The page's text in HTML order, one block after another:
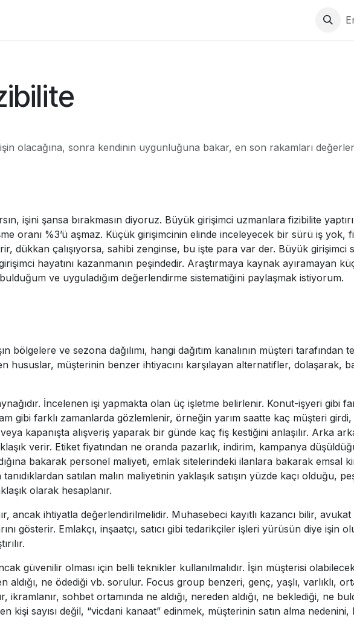
olacağına, sonra kendinin uygunluğuna bakar, en son rakamları
işini şansa bırakmasın diyoruz. Büyük girişimci uzmanlara fizibilite
oranı %3’ü aşmaz. Küçük girişimcinin elinde inceleyecek bir sürü iş yok,
dükkan çalışıyorsa, sahibi zenginse, bu işte para var der. Büyük girişimci
hayatını kazanmanın peşindedir. Araştırmaya kaynak ayıramayan
ve uyguladığım değerlendirme sistematiğini paylaşmak istiyorum.
bölgelere ve sezona dağılımı, hangi dağıtım kanalının müşteri tarafından
hususlar, müşterinin benzer ihtiyacını karşılayan alternatifler, dolaşarak,
İncelenen işi yapmakta olan üç işletme belirlenir. Konut-işyeri gibi
gibi farklı zamanlarda gözlemlenir, örneğin yarım saatte kaç müşteri girdi,
kapanışta alışveriş yaparak bir günde kaç fiş kestiğini anlaşılır. Arka
verir. Etiket fiyatından ne oranda pazarlık, indirim, kampanya
bakarak personel maliyeti, emlak sitelerindeki ilanlara bakarak emsal
satılan malın maliyetinin yaklaşık satışın yüzde kaçı olduğu,
olarak hesaplanır.
ancak ihtiyatla değerlendirilmelidir. Muhasebeci kayıtlı kazancı bilir,
gösterir. Emlakçı, inşaatçı, satıcı gibi tedarikçiler işleri yürüsün diye işin
güvenilir olması için belli teknikler kullanılmalıdır. İşin müşterisi
aldığı, ne ödediği vb. sorulur. Focus group benzeri, genç, yaşlı, varlıklı,
sohbet ortamında ne aldığı, nereden aldığı, ne beklediği, ne
kişi sayısı değil, “vicdani kanaat” edinmek, müşterinin satın alma